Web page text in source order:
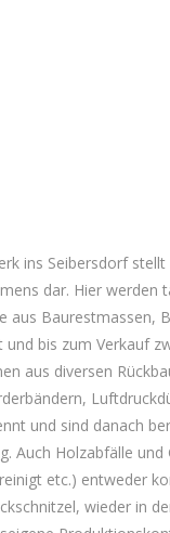
ins Seibersdorf
dar. Hier werden
aus Baurestmassen,
bis zum Verkauf
aus diversen
und sind danach
Auch Holzabfälle
etc.) entweder
wieder in